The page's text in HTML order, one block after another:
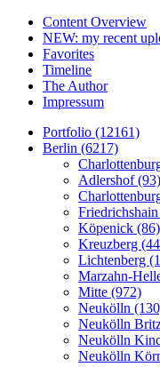
Content Overview
NEW: my recent
Favorites
Timeline
The Author
Impressum
Portfolio (12161)
Berlin (6217)
Adlershof (93)
Köpenick (86)
Kreuzberg
Lichtenberg
Marzahn-
Mitte (972)
Neukölln
Neukölln
Neukölln
Neukölln